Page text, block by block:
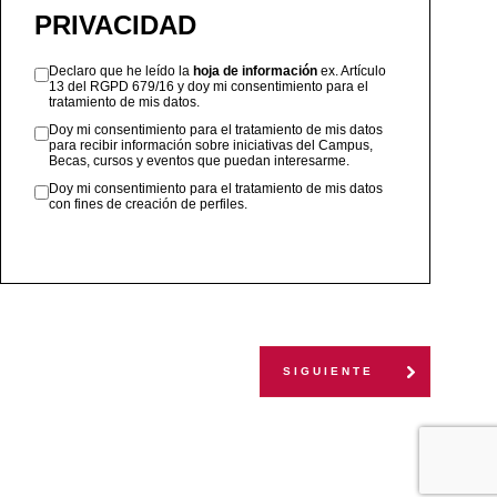
PRIVACIDAD
Declaro que he leído la hoja de información ex. Artículo
13 del RGPD 679/16 y doy mi consentimiento para el
tratamiento de mis datos.
Doy mi consentimiento para el tratamiento de mis datos
para recibir información sobre iniciativas del Campus,
Becas, cursos y eventos que puedan interesarme.
Doy mi consentimiento para el tratamiento de mis datos
con fines de creación de perfiles.
SIGUIENTE